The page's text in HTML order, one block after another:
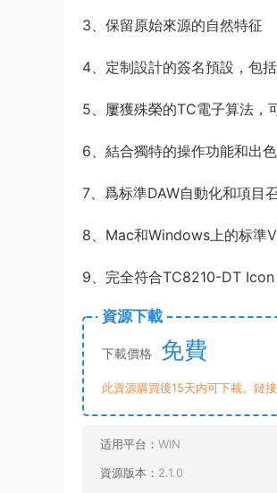
3、保留原始來源的自然特征
4、定制設計的簽名預設，包
5、屢獲殊榮的TC電子算法，
6、結合獨特的操作功能和出
7、爲标準DAW自動化和項目
8、Mac和Windows上的标準
9、完全符合TC8210-DT
資源下載
下載價格 免費
此資源購買後15天内可下載。鏈
适用平台： WIN
資源版本： 2.1.0